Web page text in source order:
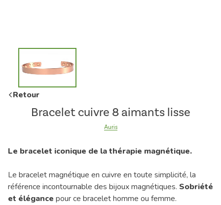
Retour
Bracelet cuivre 8 aimants lisse
Auris
Le bracelet iconique de la thérapie magnétique.
Le bracelet magnétique en cuivre en toute simplicité, la
référence incontournable des bijoux magnétiques. Sobriété
et élégance pour ce bracelet homme ou femme.